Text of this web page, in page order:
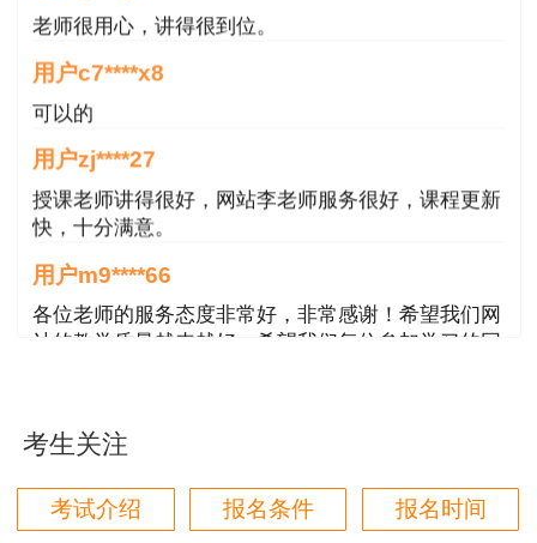
《专业工程管理与实务》为主观题，其余科目
均为客观题。
考试具体地点以准考证为准。
凡符合原人事部、建设部《关于印发〈建造师
执业资格制度暂行规定〉的通知》(人发〔2002〕
(一)具备下列条件之一的，可报名参加全部4
老师很用心，讲得很到位。
用户c7****x8
可以的
用户zj****27
授课老师讲得很好，网站李老师服务很好，课程更新
快，十分满意。
用户m9****66
各位老师的服务态度非常好，非常感谢！希望我们网
站的教学质量越来越好，希望我们每位参加学习的同
用户m9****66
对本次课程购买的老师的服务态度非常满意。希望我
们网站教学质量越来越高。祝大家都取得满意的结
考生关注
考试介绍 报名条件 报名时间